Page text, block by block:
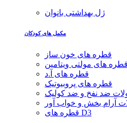
ژل بهداشتی بانوان
مکمل های کودکان
قطره های خون ساز
قطره های مولتی ویتامین
قطره های آ.د
قطره های پروبیوتیک
ضد نفخ و ضد کولیک
آرام بخش و خواب آور
قطره های D3